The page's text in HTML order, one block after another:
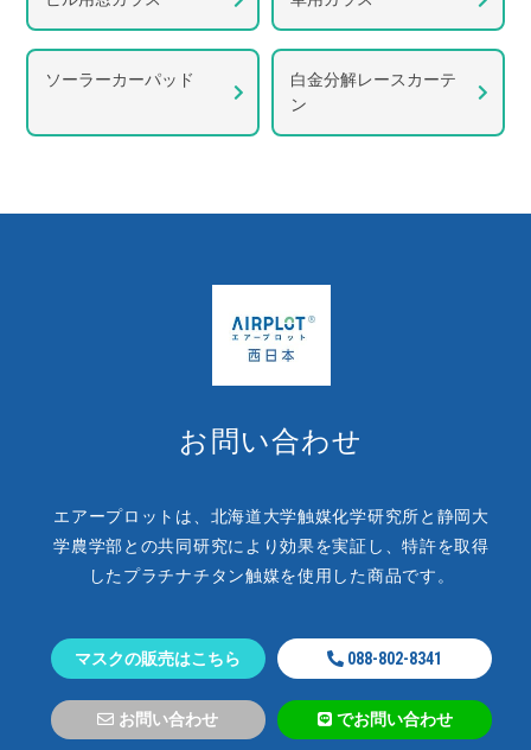
ソーラーカーパッド
白金分解レースカーテ
ン
お問い合わせ
エアープロットは、北海道大学触媒化学研究所と静岡大
学農学部との共同研究により効果を実証し、特許を取得
したプラチナチタン触媒を使用した商品です。
マスクの販売はこちら 088-802-8341
お問い合わせ でお問い合わせ